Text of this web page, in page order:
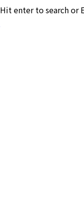
Hit enter to search or